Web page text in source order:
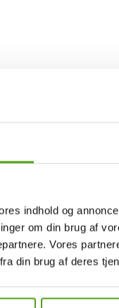
indhold og
om din brug af
Vores
din brug af deres